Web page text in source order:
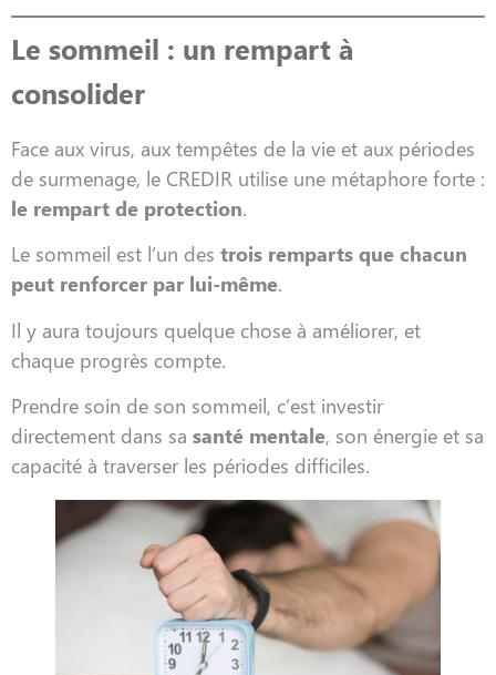
Le sommeil : un rempart à
consolider
Face aux virus, aux tempêtes de la vie et aux périodes
de surmenage, le CREDIR utilise une métaphore forte :
le rempart de protection.
Le sommeil est l’un des trois remparts que chacun
peut renforcer par lui-même.
Il y aura toujours quelque chose à améliorer, et
chaque progrès compte.
Prendre soin de son sommeil, c’est investir
directement dans sa santé mentale, son énergie et sa
capacité à traverser les périodes difficiles.